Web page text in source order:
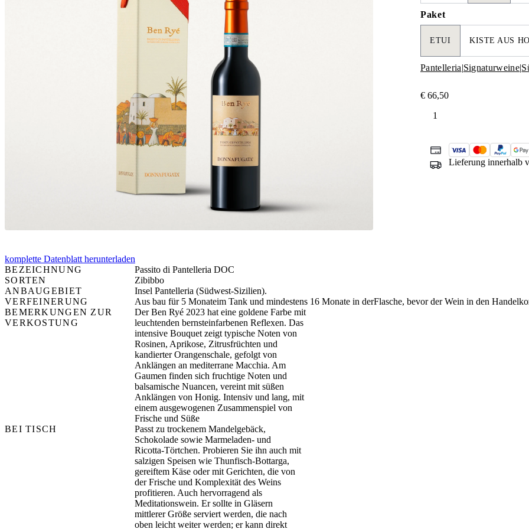
Paket
ETUI KISTE AUS
Pantelleria|Signaturweine|
€ 66,50
Ben
Lieferung innerhalb
komplette Datenblatt herunterladen
BEZEICHNUNG
Passito di Pantelleria DOC
SORTEN
Zibibbo
ANBAUGEBIET
Insel Pantelleria (Südwest-Sizilien).
VERFEINERUNG
Aus bau für 5 Monateim Tank und mindestens 16 Monate in derFlasche, bevor der Wein in den
BEMERKUNGEN ZUR
VERKOSTUNG
Der Ben Ryé 2023 hat eine goldene Farbe mit
leuchtenden bernsteinfarbenen Reflexen. Das
intensive Bouquet zeigt typische Noten von
Rosinen, Aprikose, Zitrusfrüchten und
kandierter Orangenschale, gefolgt von
Anklängen an mediterrane Macchia. Am
Gaumen finden sich fruchtige Noten und
balsamische Nuancen, vereint mit süßen
Anklängen von Honig. Intensiv und lang, mit
einem ausgewogenen Zusammenspiel von
Frische und Süße
BEI TISCH
Passt zu trockenem Mandelgebäck,
Schokolade sowie Marmeladen- und
Ricotta-Törtchen. Probieren Sie ihn auch mit
salzigen Speisen wie Thunfisch-Bottarga,
gereiftem Käse oder mit Gerichten, die von
der Frische und Komplexität des Weins
profitieren. Auch hervorragend als
Meditationswein. Er sollte in Gläsern
mittlerer Größe serviert werden, die nach
oben leicht weiter werden; er kann direkt